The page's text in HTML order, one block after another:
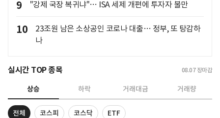
9 "강제 국장 복귀냐"… ISA 세제 개편에 투자자 불만
10
23조원 남은 소상공인 코로나 대출… 정부, 또 탕감하
나
실시간 TOP 종목 08.07 장마감
상승 하락 거래대금 거래량
전체 코스피 코스닥 ETF